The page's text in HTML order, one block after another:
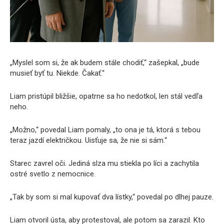
„Myslel som si, že ak budem stále chodiť,“ zašepkal, „bude
musieť byť tu. Niekde. Čakať.“
Liam pristúpil bližšie, opatrne sa ho nedotkol, len stál vedľa
neho.
„Možno,“ povedal Liam pomaly, „to ona je tá, ktorá s tebou
teraz jazdí električkou. Uisťuje sa, že nie si sám.“
Starec zavrel oči. Jediná slza mu stiekla po líci a zachytila ​​
ostré svetlo z nemocnice.
„Tak by som si mal kupovať dva lístky,“ povedal po dlhej pauze.
Liam otvoril ústa, aby protestoval, ale potom sa zarazil. Kto